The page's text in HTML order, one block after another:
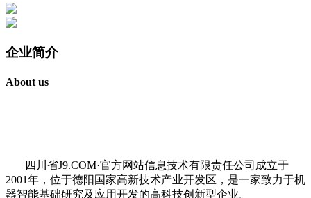
企业简介
About us
四川省J9.COM·官方网站信息技术有限责任公司成立于
2001年，位于德阳国家高新技术产业开发区，是一家致力于机
器智能基础研究及应用开发的高科技创新型企业。